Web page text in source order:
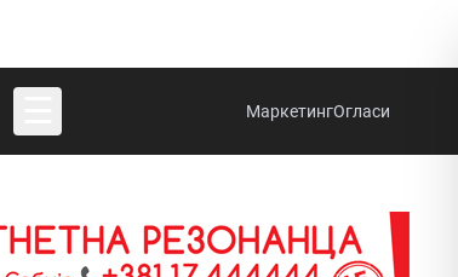
МаркетингОгласи